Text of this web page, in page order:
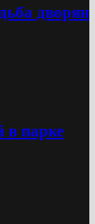
дворян
в парке